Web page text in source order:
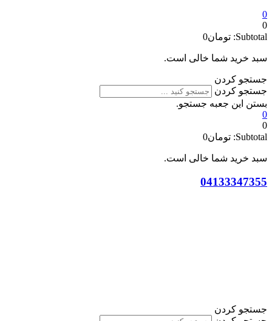
0
0
Subtotal: تومان0
سبد خرید شما خالی است.
جستجو کردن
جستجو کردن
بستن این جعبه جستجو.
0
0
Subtotal: تومان0
سبد خرید شما خالی است.
04133347355
جستجو کردن